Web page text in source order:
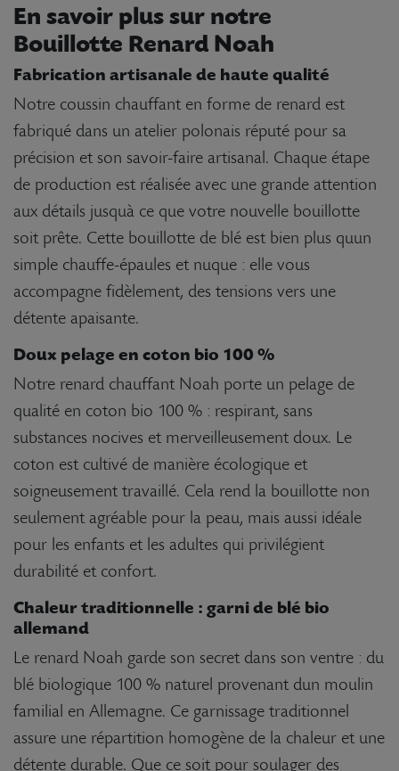
En savoir plus sur notre
Bouillotte Renard Noah
Fabrication artisanale de haute qualité
Notre coussin chauffant en forme de renard est
fabriqué dans un atelier polonais réputé pour sa
précision et son savoir-faire artisanal. Chaque étape
de production est réalisée avec une grande attention
aux détails jusquà ce que votre nouvelle bouillotte
soit prête. Cette bouillotte de blé est bien plus quun
simple chauffe-épaules et nuque : elle vous
accompagne fidèlement, des tensions vers une
détente apaisante.
Doux pelage en coton bio 100 %
Notre renard chauffant Noah porte un pelage de
qualité en coton bio 100 % : respirant, sans
substances nocives et merveilleusement doux. Le
coton est cultivé de manière écologique et
soigneusement travaillé. Cela rend la bouillotte non
seulement agréable pour la peau, mais aussi idéale
pour les enfants et les adultes qui privilégient
durabilité et confort.
Chaleur traditionnelle : garni de blé bio
allemand
Le renard Noah garde son secret dans son ventre : du
blé biologique 100 % naturel provenant dun moulin
familial en Allemagne. Ce garnissage traditionnel
assure une répartition homogène de la chaleur et une
détente durable. Que ce soit pour soulager des